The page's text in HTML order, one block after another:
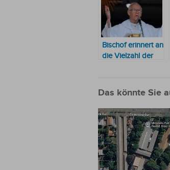
Bischof erinnert an
die Vielzahl der
in Paraguay
Das könnte Sie